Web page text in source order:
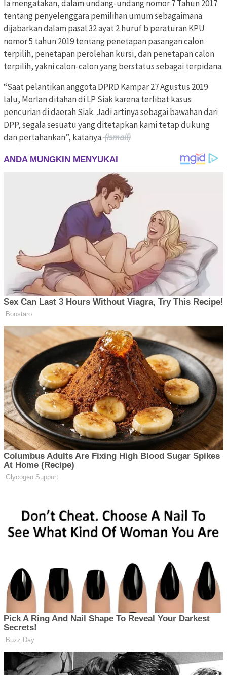
Ia mengatakan, dalam undang-undang nomor 7 Tahun 2017
tentang penyelenggara pemilihan umum sebagaimana
dijabarkan dalam pasal 32 ayat 2 huruf b peraturan KPU
nomor 5 tahun 2019 tentang penetapan pasangan calon
terpilih, penetapan perolehan kursi, dan penetapan calon
terpilih, yakni calon-calon yang berstatus sebagai terpidana.
“Saat pelantikan anggota DPRD Kampar 27 Agustus 2019
lalu, Morlan ditahan di LP Siak karena terlibat kasus
pencurian di daerah Siak. Jadi artinya sebagai bawahan dari
DPP, segala sesuatu yang ditetapkan kami tetap dukung
dan pertahankan”, katanya.(ismail)